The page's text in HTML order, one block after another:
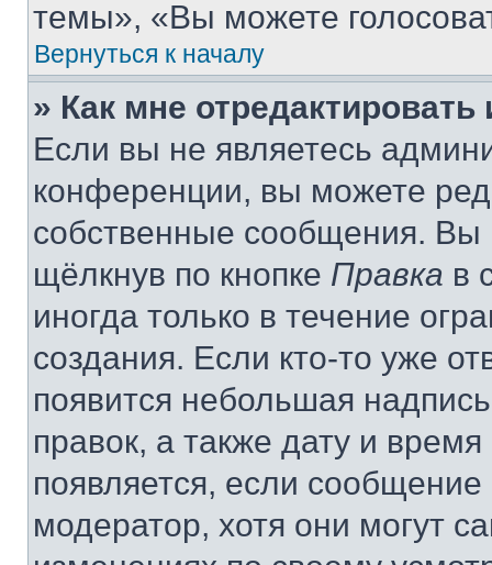
темы», «Вы можете
Вернуться к началу
» Как мне
Если вы не являетесь
конференции, вы можете
собственные сообщения. Вы
щёлкнув по кнопке Правка в
иногда только в течение
создания. Если кто-то уже
появится небольшая
правок, а также дату и
появляется, если
модератор, хотя они могут